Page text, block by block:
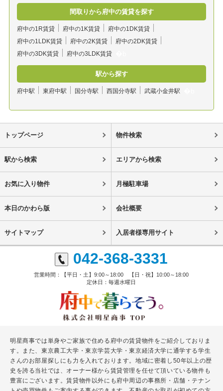
間取りから府中の賃貸を探す
府中の1R賃貸 府中の1K賃貸
府中の1DK賃貸
府中の1LDK賃貸
府中の2K賃貸
府中の2DK賃貸
府中の3DK賃貸
府中の3LDK賃貸
駅から探す
府中駅 東府中駅 国分寺駅 西国分寺駅 武蔵小金井駅
トップページ 物件検索
駅から検索 エリアから検索
お気に入り物件 月極駐車場
本日のかわら版 会社概要
サイトマップ 入居者様専用サイト
042-368-3331
営業時間：【平日・土】9:00～18:00 【日・祝】10:00～18:00
定休日：毎週水曜日
明星商事では単身やご家族で住める府中の賃貸物件をご紹介しておりま
す。また、東京農工大学・東京学芸大学・東京経済大学に通学する学生
さんのお部屋探しにも力を入れております。地域に密着し50年以上の歴
史を誇る当社では、オーナー様から賃貸管理を任せて頂いている物件も
豊富にございます。賃貸物件以外にも府中周辺の事務所・店舗・テナン